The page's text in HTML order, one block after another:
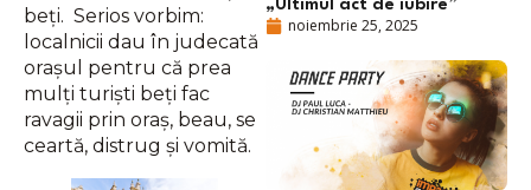
beți. Serios vorbim:
localnicii dau în judecată
orașul pentru că prea
mulți turiști beți fac
ravagii prin oraș, beau, se
ceartă, distrug și vomită.
„Ultimul act de iubire”
noiembrie 25, 2025